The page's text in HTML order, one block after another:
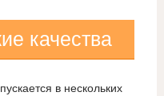
качества
в нескольких